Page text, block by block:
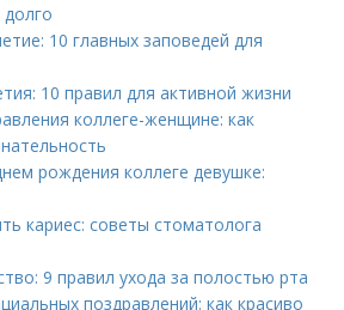
10 главных заповедей для
10 правил для активной жизни
коллеге-женщине: как
рождения коллеге девушке:
кариес: советы стоматолога
9 правил ухода за полостью рта
поздравлений: как красиво